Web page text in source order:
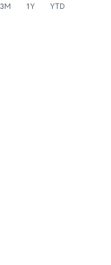
3M 1Y YTD